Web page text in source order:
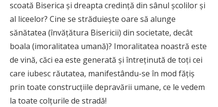
scoată Biserica şi dreapta credinţă din sânul şcolilor şi
al liceelor? Cine se străduieşte oare să alunge
sănătatea (învăţătura Bisericii) din societate, decât
boala (imoralitatea umană)? Imoralitatea noastră este
de vină, căci ea este generată şi întreţinută de toţi cei
care iubesc răutatea, manifestându-se în mod făţiş
prin toate construcţiile depravării umane, ce le vedem
la toate colţurile de stradă!